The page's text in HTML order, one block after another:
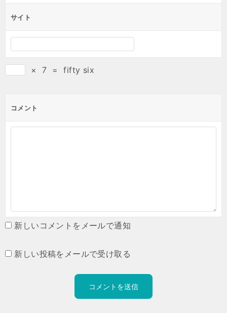
サイト
× 7 = fifty six
コメント
新しいコメントをメールで通知
新しい投稿をメールで受け取る